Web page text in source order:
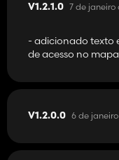
V1.2.1.0 7 de janeiro
- adicionado texto
de acesso no
V1.2.0.0 6 de